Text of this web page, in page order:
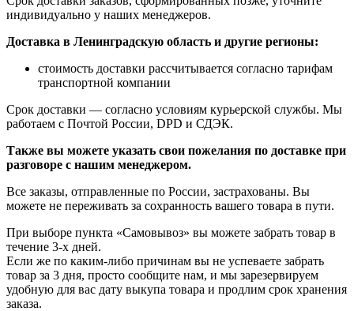
индивидуально у наших менеджеров.
Доставка в Ленинградскую область и другие регионы:
стоимость доставки рассчитывается согласно тарифам
транспортной компании
Срок доставки — согласно условиям курьерской службы. Мы
работаем с Почтой России, DPD и СДЭК.
Также вы можете указать свои пожелания по доставке при
разговоре с нашим менеджером.
Все заказы, отправленные по России, застрахованы. Вы
можете не переживать за сохранность вашего товара в пути.
При выборе пункта «Самовывоз» вы можете забрать товар в
течение 3-х дней.
Если же по каким-либо причинам вы не успеваете забрать
товар за 3 дня, просто сообщите нам, и мы зарезервируем
удобную для вас дату выкупа товара и продлим срок хранения
заказа.